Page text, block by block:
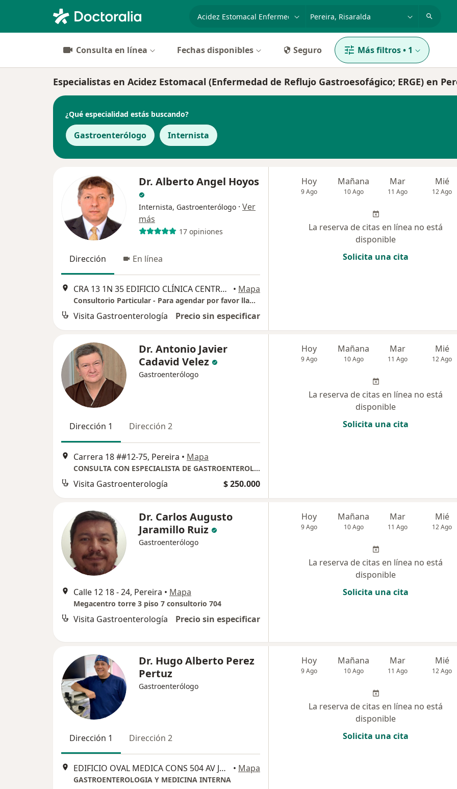
Consulta en línea Fechas disponibles Seguro Más filtros• 1
Especialistas en Acidez Estomacal (Enfermedad de Reflujo Gastroesofágico; ERGE) en
¿Qué especialidad estás buscando?
Gastroenterólogo Internista
Dr. Alberto Angel Hoyos
Internista, Gastroenterólogo · Ver
más
17 opiniones
Dirección En línea
CRA 13 1N 35 EDIFICIO CLÍNICA CENTRAL DEL QUINDIO 5PISO CONS 501, Pereira • Mapa
Consultorio Particular - Para agendar por favor llamar
Visita Gastroenterología Precio sin especificar
Hoy
9 Ago
Mañana
10 Ago
Mar
11 Ago
Mié
12 Ago
La reserva de citas en línea no está
disponible
Solicita una cita
Dr. Antonio Javier
Cadavid Velez
Gastroenterólogo
Dirección 1 Dirección 2
Carrera 18 ##12-75, Pereira • Mapa
CONSULTA CON ESPECIALISTA DE GASTROENTEROLOGIA
Visita Gastroenterología $ 250.000
Hoy
9 Ago
Mañana
10 Ago
Mar
11 Ago
Mié
12 Ago
La reserva de citas en línea no está
disponible
Solicita una cita
Dr. Carlos Augusto
Jaramillo Ruiz
Gastroenterólogo
Calle 12 18 - 24, Pereira • Mapa
Megacentro torre 3 piso 7 consultorio 704
Visita Gastroenterología Precio sin especificar
Hoy
9 Ago
Mañana
10 Ago
Mar
11 Ago
Mié
12 Ago
La reserva de citas en línea no está
disponible
Solicita una cita
Dr. Hugo Alberto Perez
Pertuz
Gastroenterólogo
Dirección 1 Dirección 2
EDIFICIO OVAL MEDICA CONS 504 AV JUAN B GUTIERREZ # 18-60, Pereira • Mapa
GASTROENTEROLOGIA Y MEDICINA INTERNA
Hoy
9 Ago
Mañana
10 Ago
Mar
11 Ago
Mié
12 Ago
La reserva de citas en línea no está
disponible
Solicita una cita